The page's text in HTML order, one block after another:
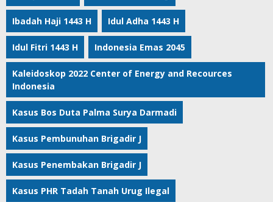
Ibadah Haji 1443 H Idul Adha 1443 H
Idul Fitri 1443 H Indonesia Emas 2045
Kaleidoskop 2022 Center of Energy and Recources
Indonesia
Kasus Bos Duta Palma Surya Darmadi
Kasus Pembunuhan Brigadir J
Kasus Penembakan Brigadir J
Kasus PHR Tadah Tanah Urug Ilegal